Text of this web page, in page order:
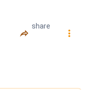
󰤲
share
󰇙